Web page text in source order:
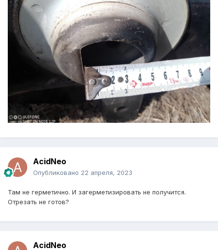
AcidNeo
Опубликовано 22 апреля, 2023
Там не герметично. И загерметизировать не получится.
Отрезать не готов?
AcidNeo